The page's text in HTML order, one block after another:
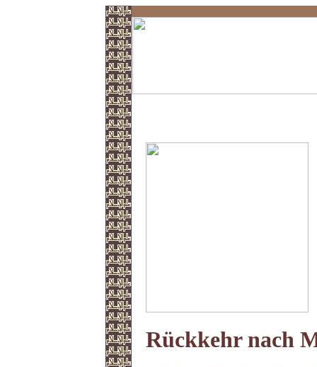
Rückkehr nach